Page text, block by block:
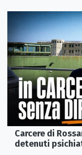
Carcere di
detenuti